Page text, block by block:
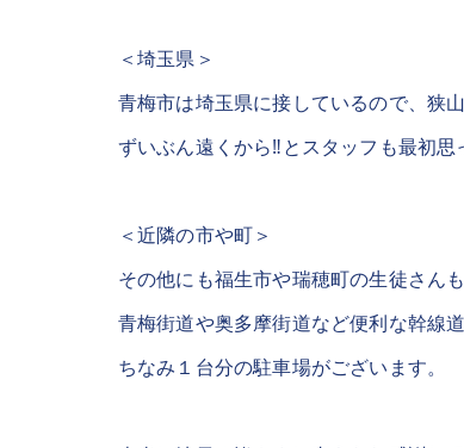
＜埼玉県＞
青梅市は埼玉県に接しているので、狭
ずいぶん遠くから‼とスタッフも最初思
＜近隣の市や町＞
その他にも福生市や瑞穂町の生徒さん
青梅街道や奥多摩街道など便利な幹線
ちなみ１台分の駐車場がございます。